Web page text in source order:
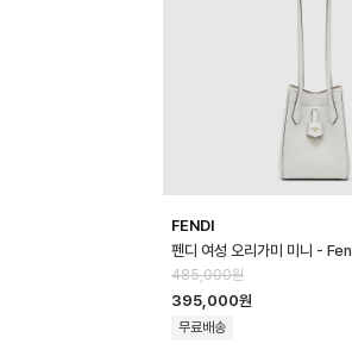
FENDI
485,000원
395,000원
무료배송